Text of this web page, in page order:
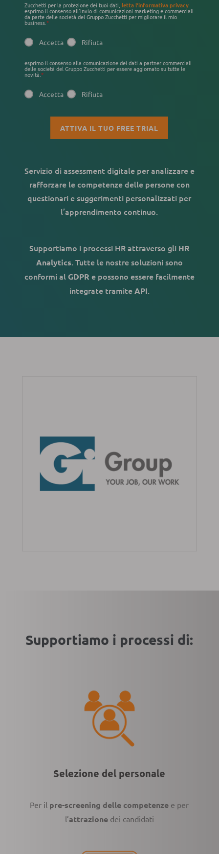
Zucchetti per la protezione dei tuoi dati, letta l'informativa privacy
esprimo il consenso all'invio di comunicazioni marketing e commerciali
da parte delle società del Gruppo Zucchetti per migliorare il mio
business.*
Accetta Rifiuta
esprimo il consenso alla comunicazione dei dati a partner commerciali
delle società del Gruppo Zucchetti per essere aggiornato su tutte le
novità. *
Accetta Rifiuta
Servizio di assessment digitale per analizzare e
rafforzare le competenze delle persone con
questionari e suggerimenti personalizzati per
l’apprendimento continuo.
Supportiamo i processi HR attraverso gli HR
Analytics. Tutte le nostre soluzioni sono
conformi alGDPR e possono essere facilmente
integrate tramiteAPI.
Supportiamo i processi di:
Selezione del personale
Per il pre-screening delle competenze e per
l’attrazione dei candidati